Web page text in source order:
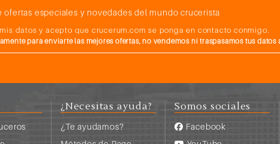
especiales y novedades del mundo crucerista
datos y acepto que crucerum.com se ponga en contacto conmigo.
para enviarte las mejores ofertas, no vendemos ni traspasamos tus
¿Necesitas ayuda?
¿Te ayudamos?
Somos sociales
Facebook